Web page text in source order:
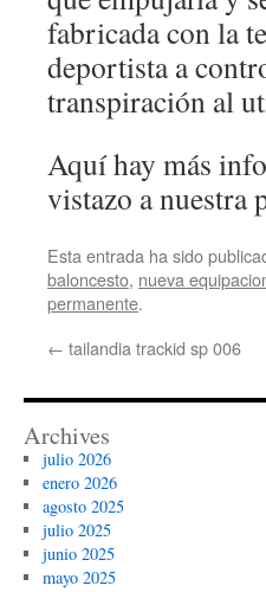
fabricada con la
deportista a
transpiración al
Aquí hay más
vistazo a nuestra
Esta entrada ha sido
baloncesto, nueva
permanente.
← tailandia trackid sp 006
Archives
julio 2026
enero 2026
agosto 2025
julio 2025
junio 2025
mayo 2025